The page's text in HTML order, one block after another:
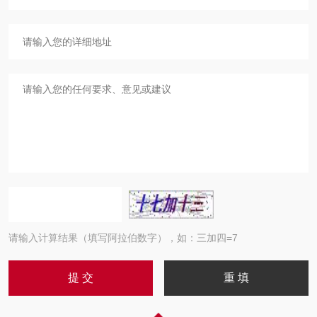
请输入计算结果（填写阿拉伯数字），如：三加四=7